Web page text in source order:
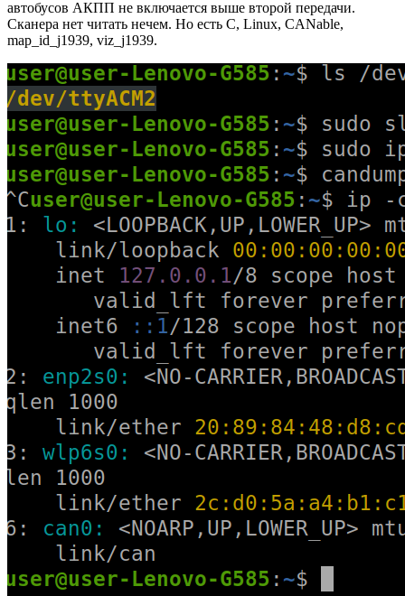
автобусов АКПП не включается выше второй передачи.
Сканера нет читать нечем. Но есть C, Linux, CANable,
map_id_j1939, viz_j1939.